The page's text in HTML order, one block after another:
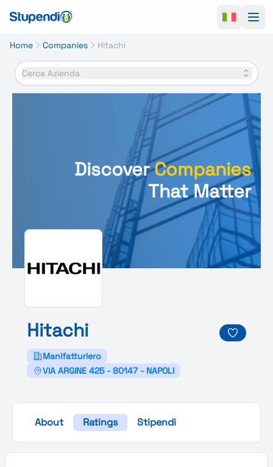
Home Companies Hitachi
Cerca Azienda
DiscoverCompanies
That Matter
Hitachi
Manifatturiero
VIA ARGINE 425 - 80147 - NAPOLI
About Ratings Stipendi